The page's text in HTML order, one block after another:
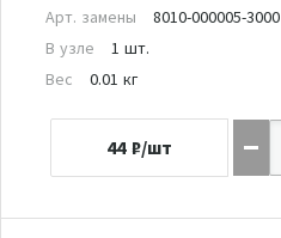
Арт. замены
8010-000005-3000
В узле
1 шт.
Вес
0.01 кг
44 ₽/шт